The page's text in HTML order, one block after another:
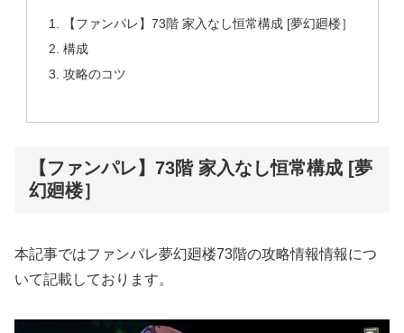
【ファンパレ】73階 家入なし恒常構成 [夢幻廻楼］
構成
攻略のコツ
【ファンパレ】73階 家入なし恒常構成 [夢
幻廻楼］
本記事ではファンパレ夢幻廻楼73階の攻略情報情報につ
いて記載しております。